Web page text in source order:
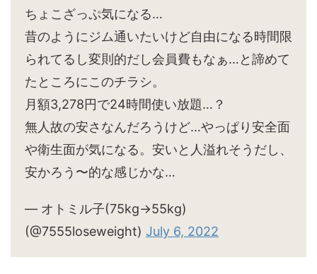
ちょこざっぷ気になる…
昔のようにジム通いたいけど自由になる時間限
られてるし変則的だし会員費もなぁ…と諦めて
たところにこのチラシ。
月額3,278円で24時間使い放題…？
無人故の安さなんだろうけど…やっぱり安全面
や衛生面が気になる。安いと人溢れそうだし、
安かろう〜的な感じかな…
— オトミル子(75kg→55kg)
(@7555loseweight) July 6, 2022